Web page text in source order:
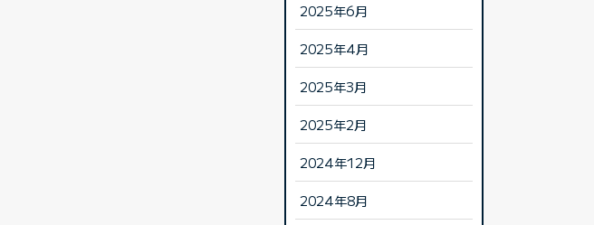
2025年6月
2025年4月
2025年3月
2025年2月
2024年12月
2024年8月